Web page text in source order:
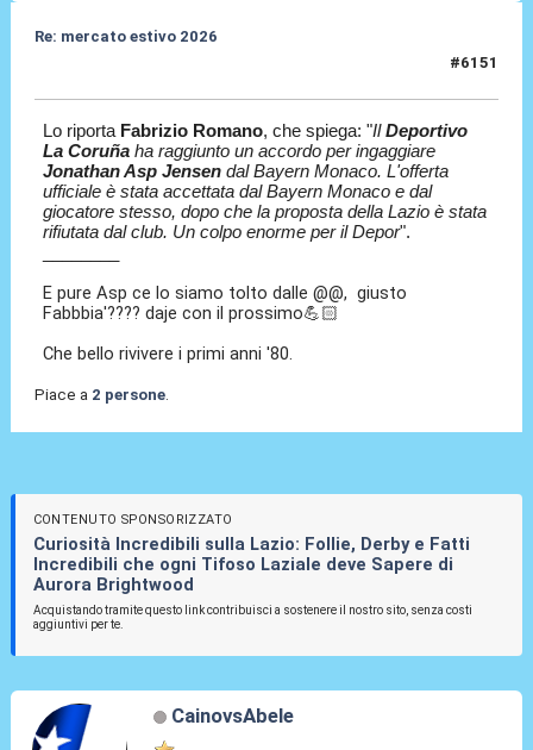
Re: mercato estivo 2026
#6151
Lo riporta Fabrizio Romano, che spiega: "IlDeportivo
La Coruña ha raggiunto un accordo per ingaggiare
Jonathan Asp Jensen dal Bayern Monaco. L'offerta
ufficiale è stata accettata dal Bayern Monaco e dal
giocatore stesso, dopo che la proposta della Lazio è stata
rifiutata dal club. Un colpo enorme per il Depor".
E pure Asp ce lo siamo tolto dalle @@, giusto
Fabbbia'???? daje con il prossimo💪🏻
Che bello rivivere i primi anni '80.
Piace a 2 persone.
CONTENUTO SPONSORIZZATO
Curiosità Incredibili sulla Lazio: Follie, Derby e Fatti
Incredibili che ogni Tifoso Laziale deve Sapere di
Aurora Brightwood
Acquistando tramite questo link contribuisci a sostenere il nostro sito, senza costi
aggiuntivi per te.
CainovsAbele